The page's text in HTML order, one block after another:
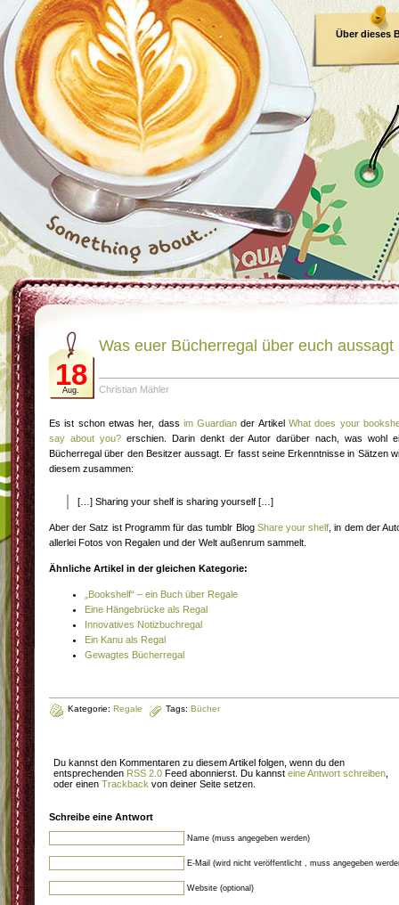
Über dieses
18
Aug.
Was euer Bücherregal über euch aussagt
Christian Mähler
Es ist schon etwas her, dass im Guardian der ArtikelWhat does your
say about you?erschien. Darin denkt der Autor darüber nach, was wohl
Bücherregal über den Besitzer aussagt. Er fasst seine Erkenntnisse in Sätzen
diesem zusammen:
[…] Sharing your shelf is sharing yourself […]
Aber der Satz ist Programm für das tumblr Blog Share your shelf , in dem der
allerlei Fotos von Regalen und der Welt außenrum sammelt.
Ähnliche Artikel in der gleichen Kategorie:
„Bookshelf“ – ein Buch über Regale
Eine Hängebrücke als Regal
Innovatives Notizbuchregal
Ein Kanu als Regal
Gewagtes Bücherregal
Kategorie: Regale Tags: Bücher
Du kannst den Kommentaren zu diesem Artikel folgen, wenn du den
entsprechenden RSS 2.0 Feed abonnierst. Du kannst eine Antwort schreiben
oder einen Trackback von deiner Seite setzen.
Schreibe eine Antwort
Name (muss angegeben werden)
E-Mail (wird nicht veröffentlicht , muss angegeben
Website (optional)